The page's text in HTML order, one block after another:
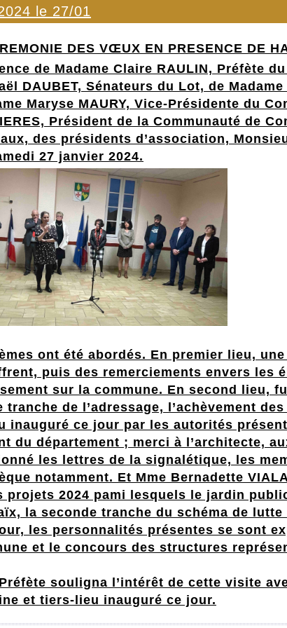
le 27/01
DES VŒUX EN PRESENCE DE
de Madame Claire RAULIN, Préfète
DAUBET, Sénateurs du Lot, de
Maryse MAURY, Vice-Présidente du
Président de la Communauté de
des présidents d’association,
27 janvier 2024.
ont été abordés. En premier lieu,
puis des remerciements envers les
sur la commune. En second lieu,
tranche de l’adressage, l’achèvement
inauguré ce jour par les autorités
du département ; merci à l’architecte,
les lettres de la signalétique, les
notamment. Et Mme Bernadette
projets 2024 pami lesquels le jardin
la seconde tranche du schéma de
les personnalités présentes se sont
et le concours des structures
souligna l’intérêt de cette visite
et tiers-lieu inauguré ce jour.